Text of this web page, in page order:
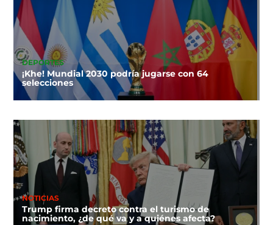
DEPORTES
¡Khe! Mundial 2030 podría jugarse con 64
selecciones
NOTICIAS
Trump firma decreto contra el turismo de
nacimiento, ¿de qué va y a quiénes afecta?